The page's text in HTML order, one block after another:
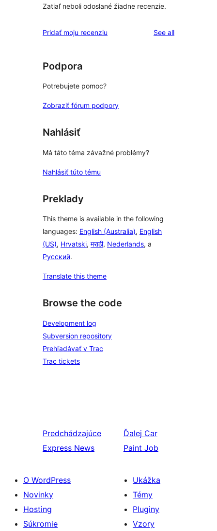
Zatiaľ neboli odoslané žiadne recenzie.
Pridať moju recenziu See allreviews
Podpora
Potrebujete pomoc?
Zobraziť fórum podpory
Nahlásiť
Má táto téma závažné problémy?
Nahlásiť túto tému
Preklady
This theme is available in the following
languages: English (Australia), English
(US), Hrvatski, मराठी, Nederlands, a
Русский.
Translate this theme
Browse the code
Development log
Subversion repository
Prehľadávať v Trac
Trac tickets
Predchádzajúce
Express News
Ďalej Car
Paint Job
O WordPress
Novinky
Hosting
Súkromie
Ukážka
Témy
Pluginy
Vzory